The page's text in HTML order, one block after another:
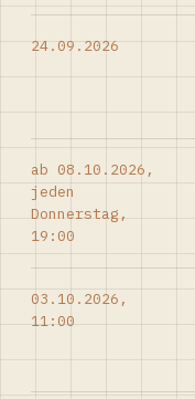
24.09.2026
ab 08.10.2026,
jeden
Donnerstag,
19:00
03.10.2026,
11:00